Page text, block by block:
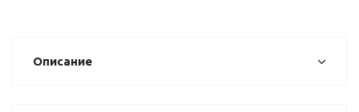
Описание